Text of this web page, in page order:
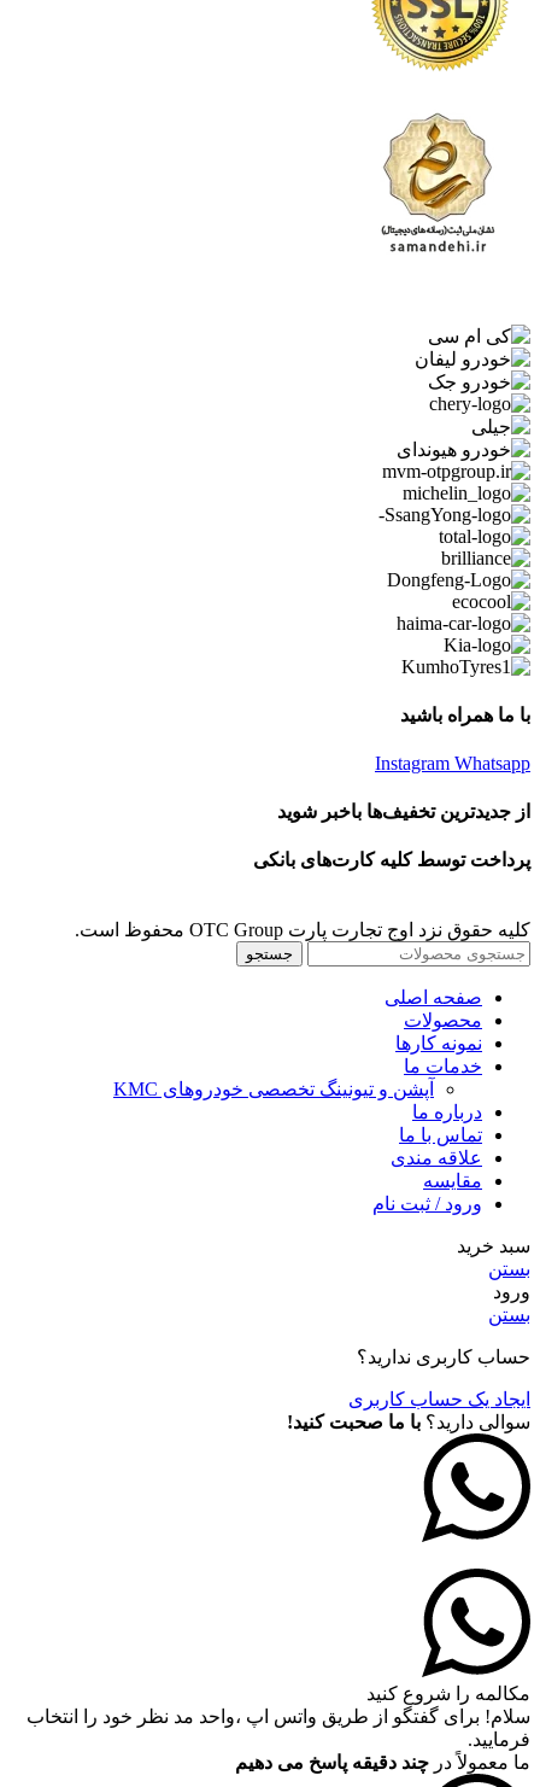
با ما همراه باشید
Instagram Whatsapp
از جدیدترین تخفیف‌ها باخبر شوید
پرداخت توسط کلیه کارت‌های بانکی
کلیه حقوق نزد اوج تجارت پارت OTC Group محفوظ است.
جستجو
صفحه اصلی
محصولات
نمونه کارها
خدمات ما
آپشن و تیونینگ تخصصی خودروهای KMC
درباره ما
تماس با ما
علاقه مندی
مقايسه
ورود / ثبت نام
سبد خرید
بستن
ورود
بستن
حساب کاربری ندارید؟
ایجاد یک حساب کاربری
سوالی دارید؟ با ما صحبت کنید!
مکالمه را شروع کنید
سلام! برای گفتگو از طریق واتس اپ ،واحد مد نظر خود را انتخاب
فرمایید.
ما معمولاً در چند دقیقه پاسخ می دهیم